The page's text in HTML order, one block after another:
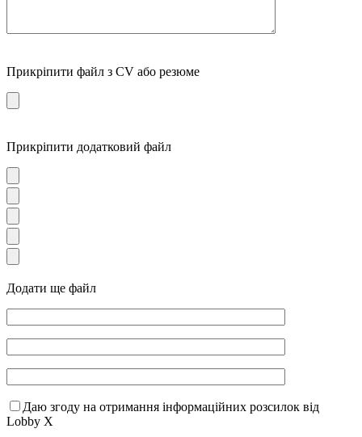
Прикріпити файл з CV або резюме
Прикріпити додатковий файл
Додати ще файл
Даю згоду на отримання інформаційних розсилок від
Lobby X